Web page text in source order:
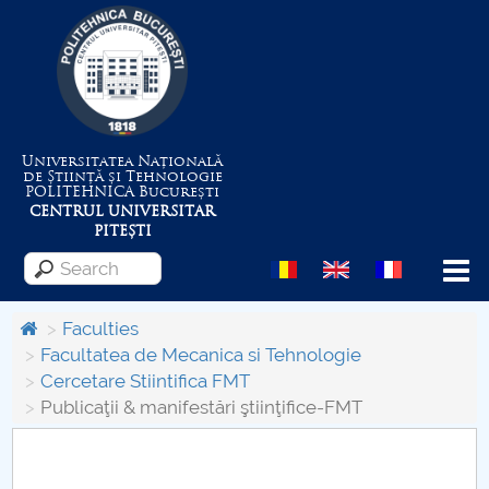
Universitatea Națională
de Știință și Tehnologie
POLITEHNICABucurești
CENTRUL UNIVERSITAR
PITEȘTI
Menu
About the University
Centrul de Management al Proiectelor
Faculties
Facultatea de Mecanica si Tehnologie
Cercetare Stiintifica FMT
Publicaţii & manifestări ştiinţifice-FMT